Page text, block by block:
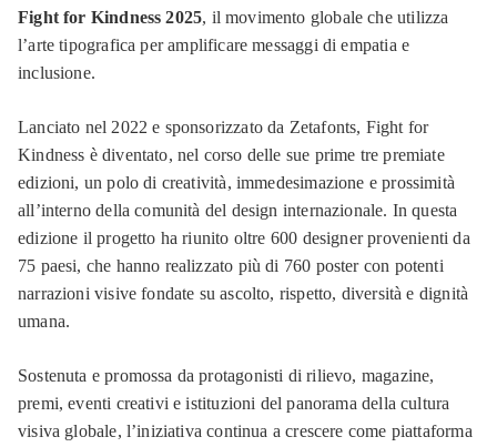
Fight for Kindness 2025, il movimento globale che utilizza
l’arte tipografica per amplificare messaggi di empatia e
inclusione.
Lanciato nel 2022 e sponsorizzato da Zetafonts, Fight for
Kindness è diventato, nel corso delle sue prime tre premiate
edizioni, un polo di creatività, immedesimazione e prossimità
all’interno della comunità del design internazionale. In questa
edizione il progetto ha riunito oltre 600 designer provenienti da
75 paesi, che hanno realizzato più di 760 poster con potenti
narrazioni visive fondate su ascolto, rispetto, diversità e dignità
umana.
Sostenuta e promossa da protagonisti di rilievo, magazine,
premi, eventi creativi e istituzioni del panorama della cultura
visiva globale, l’iniziativa continua a crescere come piattaforma